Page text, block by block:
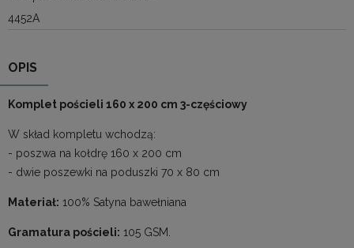
4452A
OPIS
Komplet pościeli 160 x 200 cm 3-częściowy
W skład kompletu wchodzą:
- poszwa na kołdrę 160 x 200 cm
- dwie poszewki na poduszki 70 x 80 cm
Materiał: 100% Satyna bawełniana
Gramatura pościeli: 105 GSM.